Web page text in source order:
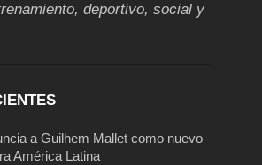
deportivo, social y
a Guilhem Mallet como nuevo
América Latina